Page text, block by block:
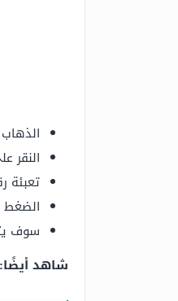
النقر
تعبئة
الضغط
سوف
شاهد أيضًا: